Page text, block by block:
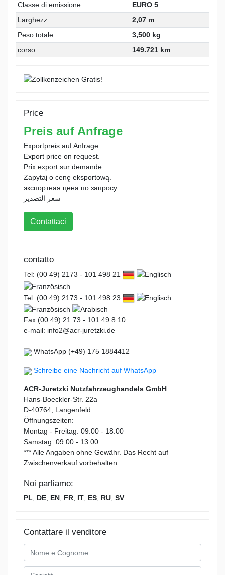
Classe di emissione:
EURO 5
Larghezz
2,07 m
Peso totale:
3,500 kg
corso:
149.721 km
Price
Preis auf Anfrage
Exportpreis auf Anfrage.
Export price on request.
Prix export sur demande.
Zapytaj o cenę eksportową.
экспортная цена по запросу.
سعر التصدير
Contattaci
contatto
Tel: (00 49) 2173 - 101 498 21
Tel: (00 49) 2173 - 101 498 23
Fax:(00 49) 21 73 - 101 49 8 10
e-mail: info2@acr-juretzki.de
WhatsApp (+49) 175 1884412
Schreibe eine Nachricht auf WhatsApp
ACR-Juretzki Nutzfahrzeughandels GmbH
Hans-Boeckler-Str. 22a
D-40764, Langenfeld
Öffnungszeiten:
Montag - Freitag: 09.00 - 18.00
Samstag: 09.00 - 13.00
*** Alle Angaben ohne Gewähr. Das Recht auf
Zwischenverkauf vorbehalten.
Noi parliamo:
PL, DE, EN, FR, IT, ES, RU, SV
Contattare il venditore